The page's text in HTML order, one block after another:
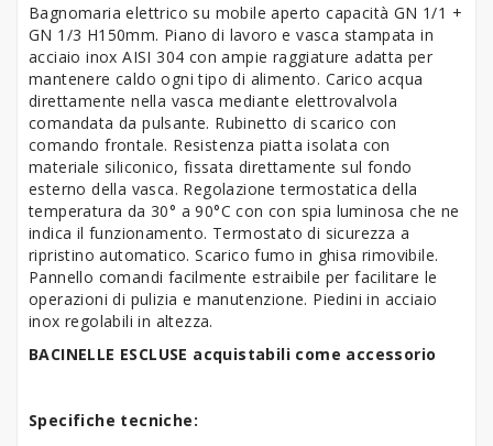
Bagnomaria elettrico su mobile aperto capacità GN 1/1 +
GN 1/3 H150mm. Piano di lavoro e vasca stampata in
acciaio inox AISI 304 con ampie raggiature adatta per
mantenere caldo ogni tipo di alimento. Carico acqua
direttamente nella vasca mediante elettrovalvola
comandata da pulsante. Rubinetto di scarico con
comando frontale. Resistenza piatta isolata con
materiale siliconico, fissata direttamente sul fondo
esterno della vasca. Regolazione termostatica della
temperatura da 30° a 90°C con con spia luminosa che ne
indica il funzionamento. Termostato di sicurezza a
ripristino automatico. Scarico fumo in ghisa rimovibile.
Pannello comandi facilmente estraibile per facilitare le
operazioni di pulizia e manutenzione. Piedini in acciaio
inox regolabili in altezza.
BACINELLE ESCLUSE acquistabili come accessorio
Specifiche tecniche: